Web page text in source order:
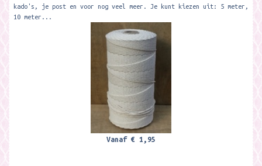
kado's, je post en voor nog veel meer. Je kunt kiezen uit: 5 meter,
10 meter...
Vanaf € 1,95